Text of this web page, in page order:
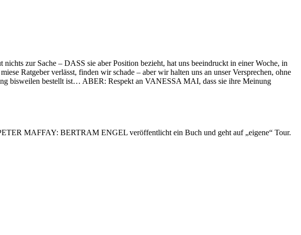
zur Sache – DASS sie aber Position bezieht, hat uns beeindruckt in einer Woche, in
Ratgeber verlässt, finden wir schade – aber wir halten uns an unser Versprechen, ohne
bisweilen bestellt ist… ABER: Respekt an VANESSA MAI, dass sie ihre Meinung
MAFFAY: BERTRAM ENGEL veröffentlicht ein Buch und geht auf „eigene“ Tour.